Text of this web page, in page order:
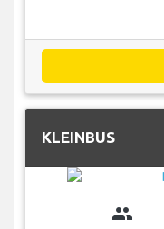
KLEINBUS
group